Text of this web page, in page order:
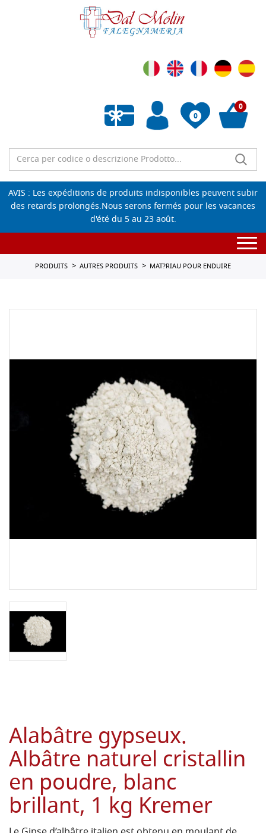
0
Liste de souhaits vide
0
AVIS : Les expéditions de produits indisponibles peuvent subir
des retards prolongés.Nous serons fermés pour les vacances
d'été du 5 au 23 août.
PRODUITS AUTRES PRODUITS MAT?RIAU POUR ENDUIRE
Alabâtre gypseux.
Albâtre naturel cristallin
en poudre, blanc
brillant, 1 kg Kremer